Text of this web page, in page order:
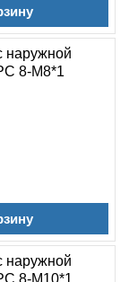
наружной
8-М8*1
наружной
8-М10*1